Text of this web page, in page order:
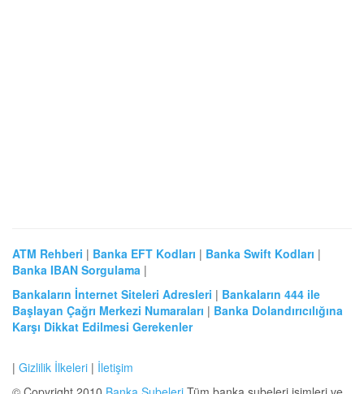
ATM Rehberi | Banka EFT Kodları | Banka Swift Kodları |
Banka IBAN Sorgulama |
Bankaların İnternet Siteleri Adresleri | Bankaların 444 ile
Başlayan Çağrı Merkezi Numaraları | Banka Dolandırıcılığına
Karşı Dikkat Edilmesi Gerekenler
| Gizlilik İlkeleri | İletişim